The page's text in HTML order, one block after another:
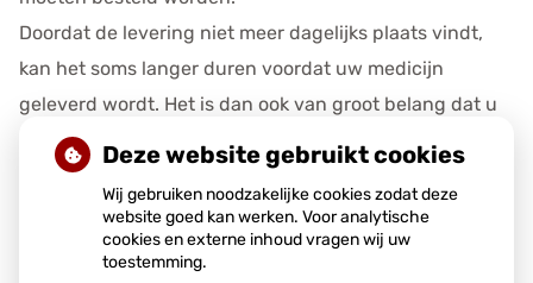
Doordat de levering niet meer dagelijks plaats vindt,
kan het soms langer duren voordat uw medicijn
geleverd wordt. Het is dan ook van groot belang dat u
ruim op tijd uw medicatie aanvraagt!
Publicatiedatum:21-07-2021
Deze website gebruikt cookies
Wij gebruiken noodzakelijke cookies zodat deze
website goed kan werken. Voor analytische
cookies en externe inhoud vragen wij uw
toestemming.